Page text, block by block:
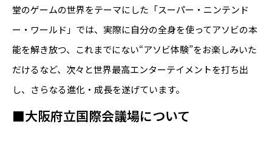
堂のゲームの世界をテーマにした「スーパー・ニンテンド
ー・ワールド」では、実際に自分の全身を使ってアソビの本
能を解き放つ、これまでにない“アソビ体験”をお楽しみいた
だけるなど、次々と世界最高エンターテイメントを打ち出
し、さらなる進化・成長を遂げています。
■大阪府立国際会議場について